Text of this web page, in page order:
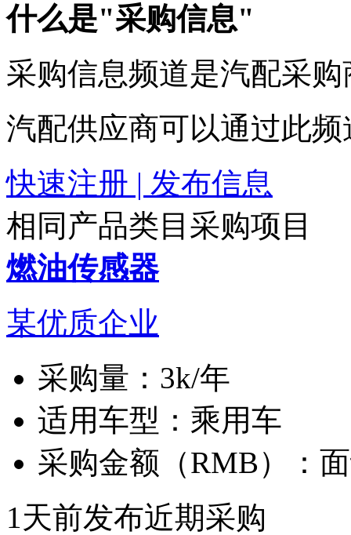
什么是"采购信息"
采购信息频道是汽配采
汽配供应商可以通过此
快速注册 | 发布信息
相同产品类目采购项目
燃油传感器
某优质企业
采购量： 3k/年
适用车型： 乘用车
采购金额（RMB）：
1天前发布近期采购